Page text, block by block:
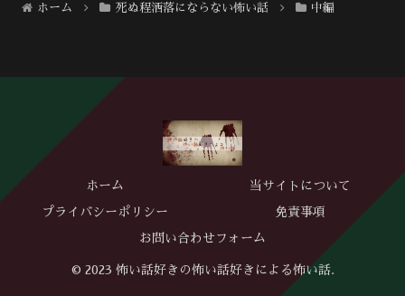
ホーム 死ぬ程洒落にならない怖い話 中編
ホーム 当サイトについて
プライバシーポリシー 免責事項
お問い合わせフォーム
© 2023 怖い話好きの怖い話好きによる怖い話.